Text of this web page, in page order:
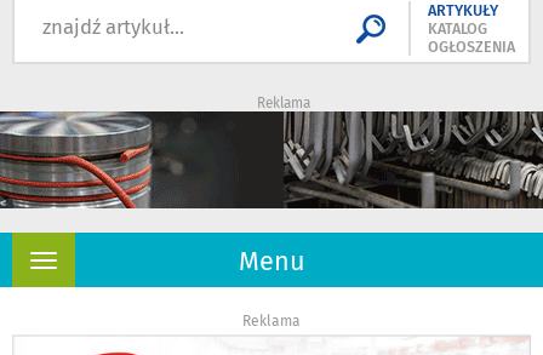
ARTYKUŁY
KATALOG
OGŁOSZENIA
Reklama
Menu
Rozwiń
Reklama